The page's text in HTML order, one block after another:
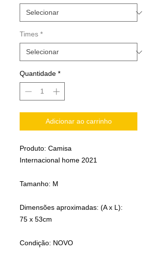
Times *
Quantidade *
Adicionar ao carrinho
Produto: Camisa
Internacional home 2021
Tamanho: M
Dimensões aproximadas: (A x L):
75 x 53cm
Condição: NOVO